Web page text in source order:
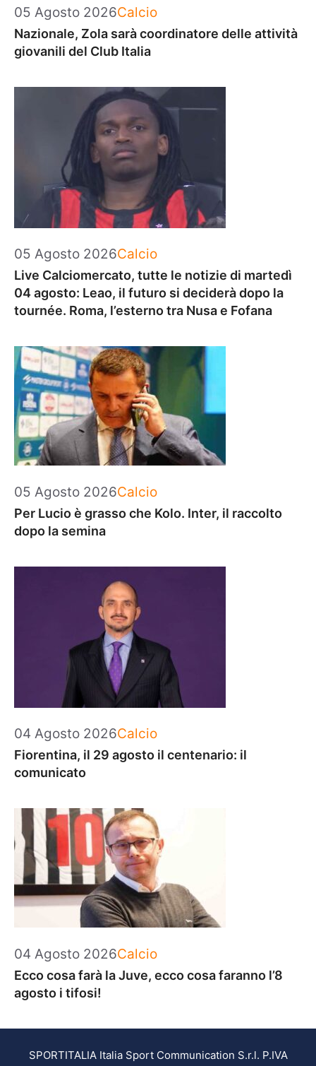
05 Agosto 2026Categorie
Calcio
Nazionale, Zola sarà coordinatore delle attività
giovanili del Club Italia
05 Agosto 2026Categorie
Calcio
Live Calciomercato, tutte le notizie di martedì
04 agosto: Leao, il futuro si deciderà dopo la
tournée. Roma, l’esterno tra Nusa e Fofana
05 Agosto 2026Categorie
Calcio
Per Lucio è grasso che Kolo. Inter, il raccolto
dopo la semina
04 Agosto 2026Categorie
Calcio
Fiorentina, il 29 agosto il centenario: il
comunicato
04 Agosto 2026Categorie
Calcio
Ecco cosa farà la Juve, ecco cosa faranno l’8
agosto i tifosi!
SPORTITALIA Italia Sport Communication S.r.l. P.IVA